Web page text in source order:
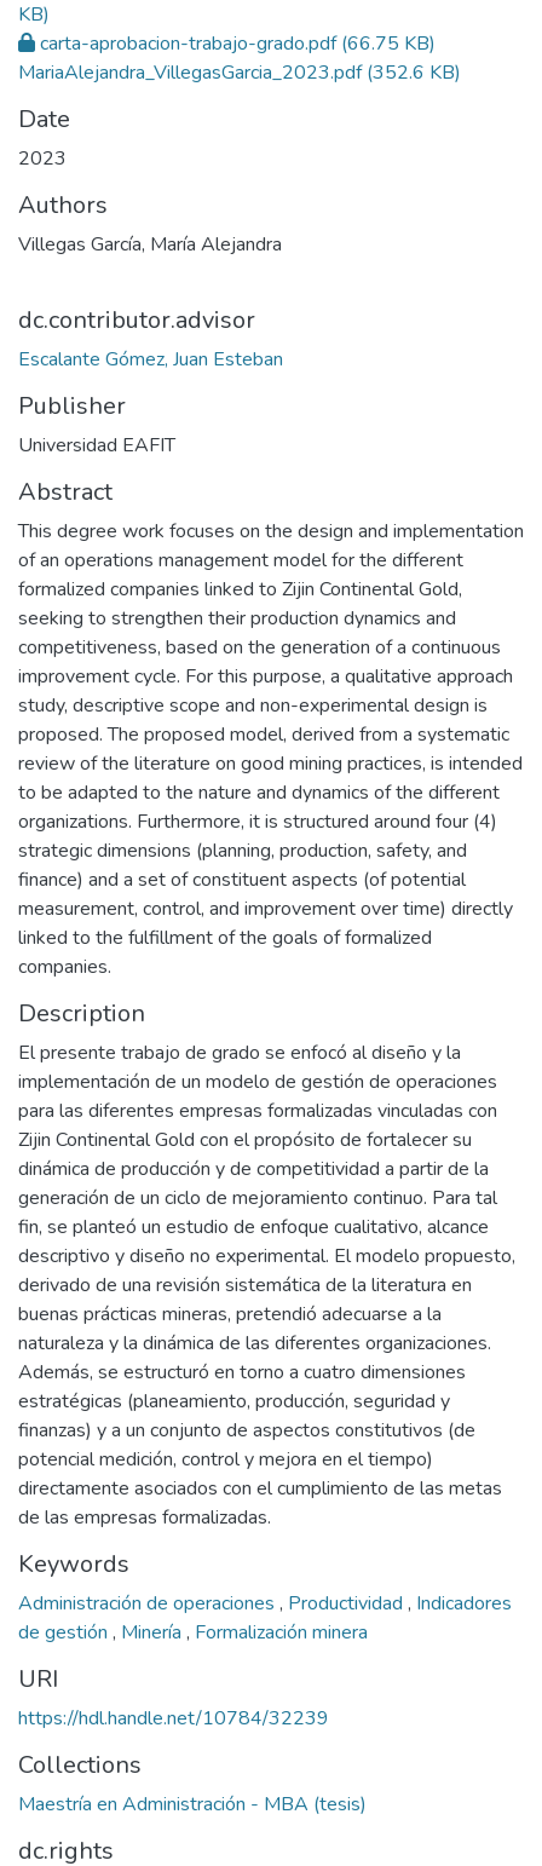
KB)
carta-aprobacion-trabajo-grado.pdf(66.75 KB)
MariaAlejandra_VillegasGarcia_2023.pdf(352.6 KB)
Date
2023
Authors
Villegas García, María Alejandra
dc.contributor.advisor
Escalante Gómez, Juan Esteban
Publisher
Universidad EAFIT
Abstract
This degree work focuses on the design and implementation
of an operations management model for the different
formalized companies linked to Zijin Continental Gold,
seeking to strengthen their production dynamics and
competitiveness, based on the generation of a continuous
improvement cycle. For this purpose, a qualitative approach
study, descriptive scope and non-experimental design is
proposed. The proposed model, derived from a systematic
review of the literature on good mining practices, is intended
to be adapted to the nature and dynamics of the different
organizations. Furthermore, it is structured around four (4)
strategic dimensions (planning, production, safety, and
finance) and a set of constituent aspects (of potential
measurement, control, and improvement over time) directly
linked to the fulfillment of the goals of formalized
companies.
Description
El presente trabajo de grado se enfocó al diseño y la
implementación de un modelo de gestión de operaciones
para las diferentes empresas formalizadas vinculadas con
Zijin Continental Gold con el propósito de fortalecer su
dinámica de producción y de competitividad a partir de la
generación de un ciclo de mejoramiento continuo. Para tal
fin, se planteó un estudio de enfoque cualitativo, alcance
descriptivo y diseño no experimental. El modelo propuesto,
derivado de una revisión sistemática de la literatura en
buenas prácticas mineras, pretendió adecuarse a la
naturaleza y la dinámica de las diferentes organizaciones.
Además, se estructuró en torno a cuatro dimensiones
estratégicas (planeamiento, producción, seguridad y
finanzas) y a un conjunto de aspectos constitutivos (de
potencial medición, control y mejora en el tiempo)
directamente asociados con el cumplimiento de las metas
de las empresas formalizadas.
Keywords
Administración de operaciones , Productividad , Indicadores
de gestión , Minería , Formalización minera
URI
https://hdl.handle.net/10784/32239
Collections
Maestría en Administración - MBA (tesis)
dc.rights